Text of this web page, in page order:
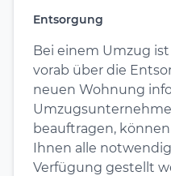
Entsorgung
Bei einem Umzug ist
vorab über die
neuen Wohnung
beauftragen, können
Ihnen alle
Verfügung gestellt